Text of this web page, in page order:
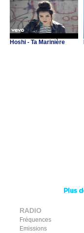
Hoshi - Ta Marinière
RADIO
Fréquences
Emissions